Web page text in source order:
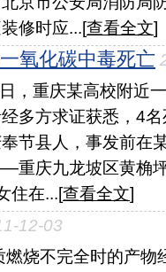
修时应...[查看全文]
氧化碳中毒死亡
，重庆某高校附近
多方求证获悉，4
节县人，事发前在
重庆九龙坡区黄桷
住在...[查看全文]
12-03
烧不完全时的产物